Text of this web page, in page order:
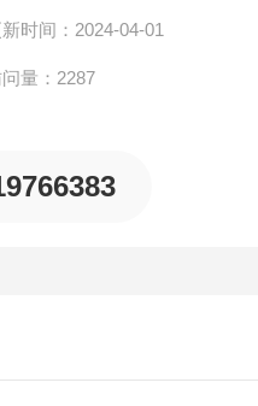
时间：2024-04-01
量：2287